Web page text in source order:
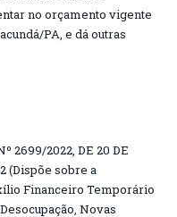
no orçamento vigente
PA, e dá outras
2699/2022, DE 20 DE
(Dispõe sobre a
Financeiro Temporário
Novas